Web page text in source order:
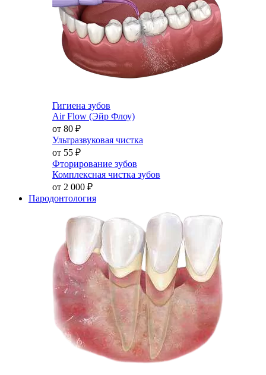
Гигиена зубов
Air Flow (Эйр Флоу)
от 80 ₽
Ультразвуковая чистка
от 55 ₽
Фторирование зубов
Комплексная чистка зубов
от 2 000 ₽
Пародонтология